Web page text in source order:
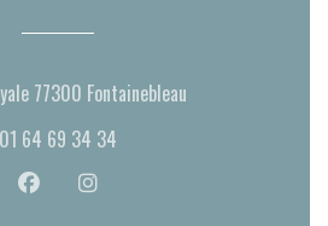
77300 Fontainebleau
01 64 69 34 34
Facebook ((открывается в новом
Instagram ((открывается в